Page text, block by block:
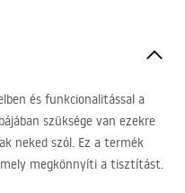
és funkcionalitással a
szüksége van ezekre
neked szól. Ez a termék
megkönnyíti a tisztítást.